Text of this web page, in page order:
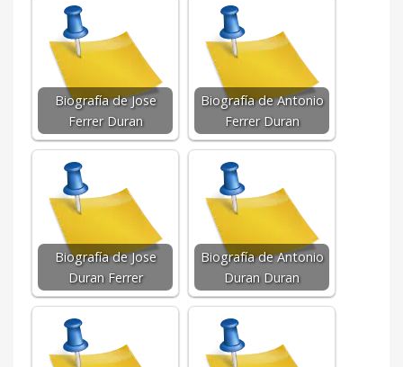
Biografía de Jose
Ferrer Duran
Biografía de Antonio
Ferrer Duran
Biografía de Jose
Duran Ferrer
Biografía de Antonio
Duran Duran